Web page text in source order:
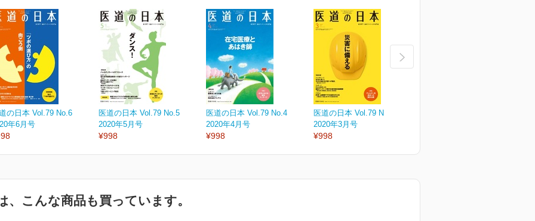
の日本 Vol.79 No.6
年6月号
医道の日本 Vol.79 No.5
2020年5月号
¥998
医道の日本 Vol.79 No.4
2020年4月号
¥998
医道の日本 Vol.79 No.3
2020年3月号
¥998
、こんな商品も買っています。